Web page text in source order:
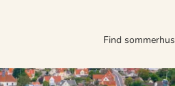
Find sommerhus